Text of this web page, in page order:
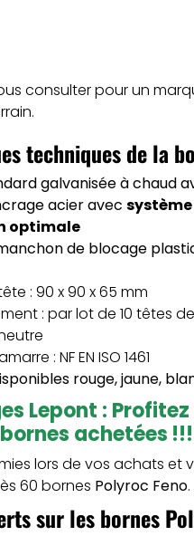
consulter pour un
techniques de la
galvanisée à chaud
acier avec
optimale
de blocage
: 90 x 90 x 65 mm
: par lot de 10 têtes
: NF EN ISO 1461
rouge, jaune,
Lepont : Profitez
achetées !!!
lors de vos achats
60 bornes Polyroc Feno.
sur les bornes